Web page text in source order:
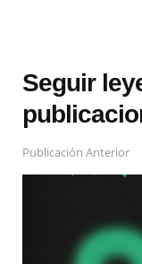
Seguir
Publicación Anterior